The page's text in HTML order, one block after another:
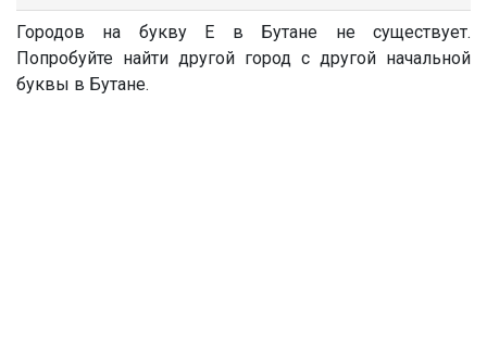
Городов на букву Е в Бутане не существует.
Попробуйте найти другой город с другой начальной
буквы в Бутане.